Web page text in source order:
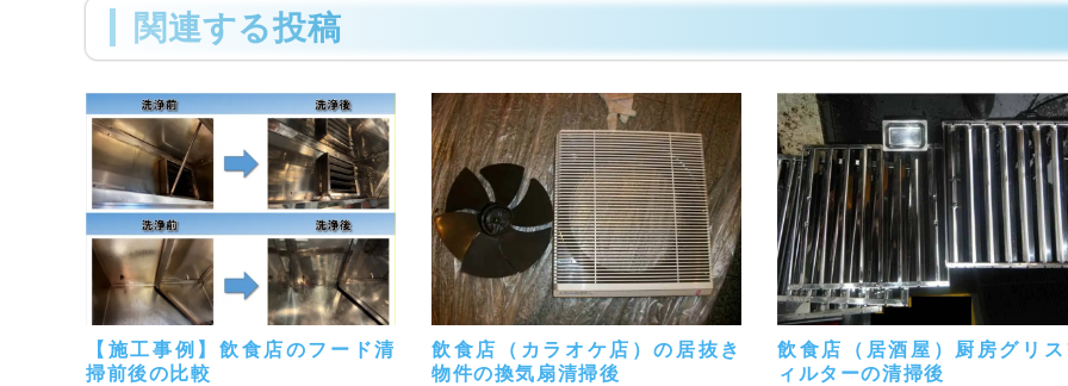
関連する投稿
【施工事例】飲食店のフード清
掃前後の比較
飲食店（カラオケ店）の居抜き
物件の換気扇清掃後
飲食店（居酒屋）厨房グリ
ィルターの清掃後